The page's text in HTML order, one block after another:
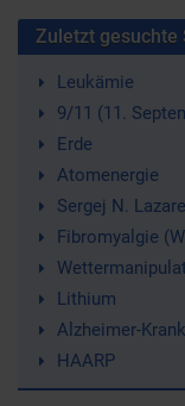
Zuletzt gesuchte
Leukämie
9/11 (11.
Erde
Atomenergie
Sergej N.
Fibromyalgie
Lithium
Alzheimer-
HAARP